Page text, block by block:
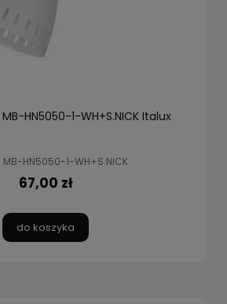
HN5050-1-WH+S.NICK Italux
MB-HN5050-1-WH+S.NICK
67,00 zł
do koszyka